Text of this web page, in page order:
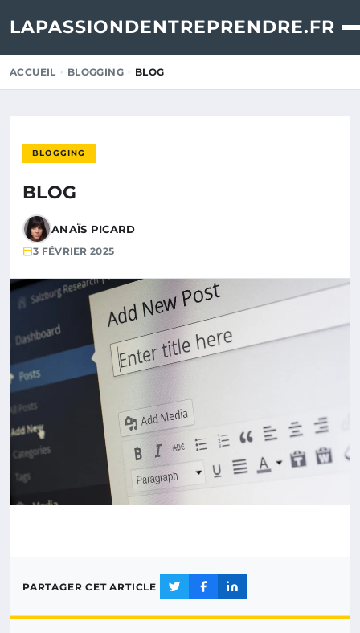
LAPASSIONDENTREPRENDRE.FR
ACCUEIL BLOGGING BLOG
BLOGGING
BLOG
ANAÏS PICARD
3 FÉVRIER 2025
PARTAGER CET ARTICLE